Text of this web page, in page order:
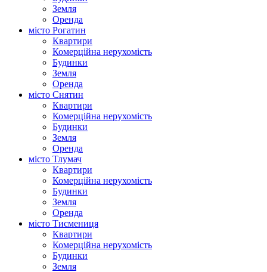
Земля
Оренда
місто Рогатин
Квартири
Комерційна нерухомість
Будинки
Земля
Оренда
місто Снятин
Квартири
Комерційна нерухомість
Будинки
Земля
Оренда
місто Тлумач
Квартири
Комерційна нерухомість
Будинки
Земля
Оренда
місто Тисмениця
Квартири
Комерційна нерухомість
Будинки
Земля